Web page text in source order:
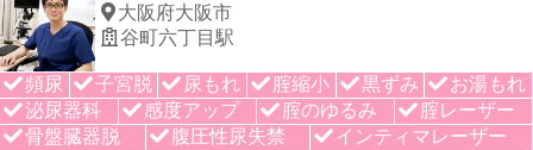
大阪府大阪市
谷町六丁目駅
頻尿 子宮脱 尿もれ 腟縮小 黒ずみ
お湯もれ
泌尿器科
感度アップ 腟のゆるみ
腟レーザー
骨盤臓器脱
腹圧性尿失禁
インティマレーザー